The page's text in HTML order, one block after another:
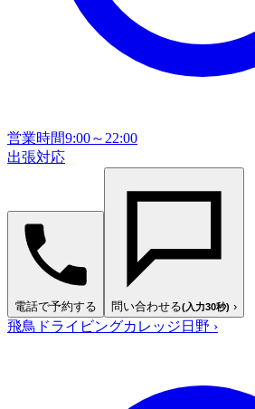
営業時間9:00～22:00
出張対応
電話で予約する 問い合わせる(入力30秒) ›
飛鳥ドライビングカレッジ日野 ›